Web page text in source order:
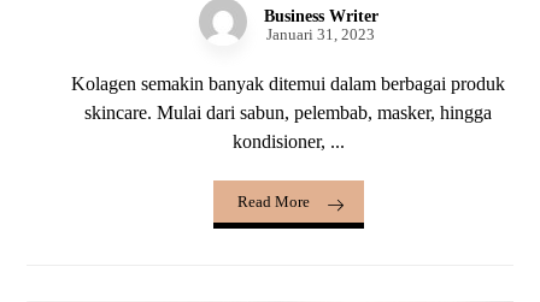
Business Writer
Januari 31, 2023
Kolagen semakin banyak ditemui dalam berbagai produk
skincare. Mulai dari sabun, pelembab, masker, hingga
kondisioner, ...
Read More